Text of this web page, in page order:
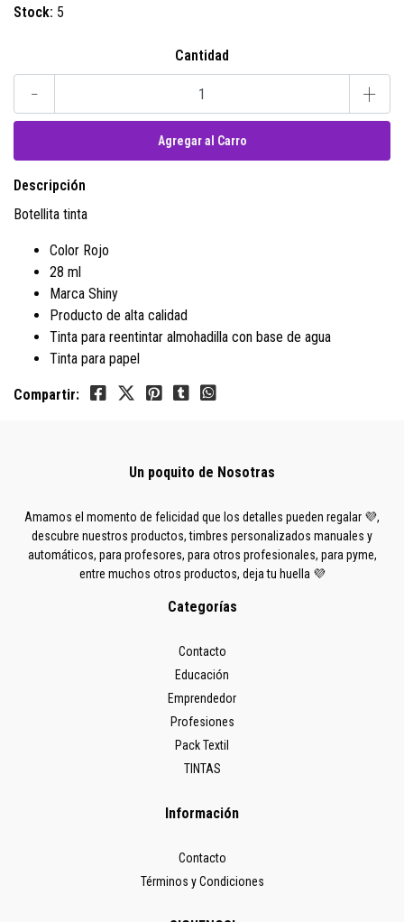
Stock: 5
Cantidad
- +
Descripción
Botellita tinta
Color Rojo
28 ml
Marca Shiny
Producto de alta calidad
Tinta para reentintar almohadilla con base de agua
Tinta para papel
Compartir:
Un poquito de Nosotras
Amamos el momento de felicidad que los detalles pueden regalar 💜,
descubre nuestros productos, timbres personalizados manuales y
automáticos, para profesores, para otros profesionales, para pyme,
entre muchos otros productos, deja tu huella 💜
Categorías
Contacto
Educación
Emprendedor
Profesiones
Pack Textil
TINTAS
Información
Contacto
Términos y Condiciones